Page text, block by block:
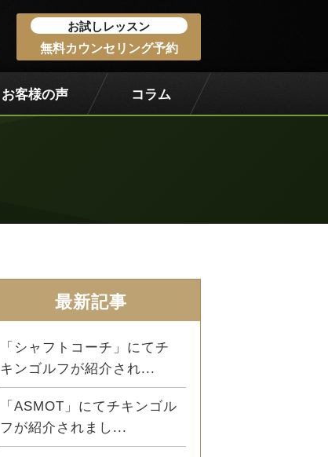
お客様の声 コラム
お試しレッスン
無料カウンセリング予約
最新記事
「シャフトコーチ」にてチ
キンゴルフが紹介され...
「ASMOT」にてチキンゴル
フが紹介されまし...